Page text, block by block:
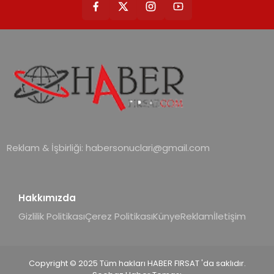
Reklam & İşbirliği: habersonuclari@gmail.com
Hakkımızda
Gizlilik PolitikasıÇerez PolitikasıKünyeReklamİletişim
Copyright © 2025 Tüm hakları HABER FIRSAT 'da saklıdır.